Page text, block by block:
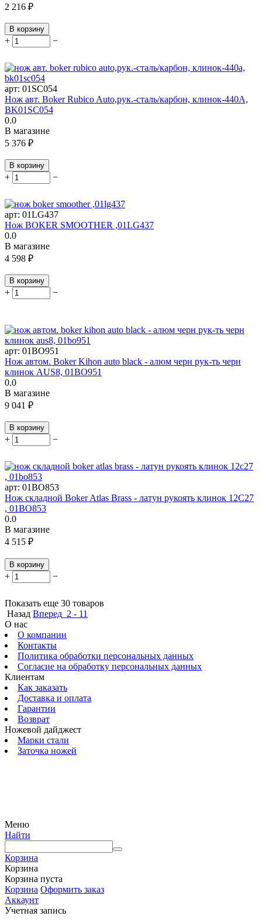
2 216 ₽
В корзину
+ −
арт: 01SC054
Нож авт. Boker Rubico Auto,рук.-сталь/карбон, клинок-440А,
BK01SC054
0.0
В магазине
5 376 ₽
В корзину
+ −
арт: 01LG437
Нож BOKER SMOOTHER ,01LG437
0.0
В магазине
4 598 ₽
В корзину
+ −
арт: 01BO951
Нож автом. Boker Kihon auto black - алюм черн рук-ть черн
клинок AUS8, 01BO951
0.0
В магазине
9 041 ₽
В корзину
+ −
арт: 01BO853
Нож складной Boker Atlas Brass - латун рукоять клинок 12С27
, 01BO853
0.0
В магазине
4 515 ₽
В корзину
+ −
Показать еще 30 товаров
Назад Вперед 2 - 11
О нас
О компании
Контакты
Политика обработки персональных данных
Согласие на обработку персональных данных
Клиентам
Как заказать
Доставка и оплата
Гарантии
Возврат
Ножевой дайджест
Марки стали
Заточка ножей
Меню
Найти
Корзина
Корзина
Корзина пуста
Корзина Оформить заказ
Аккаунт
Учетная запись